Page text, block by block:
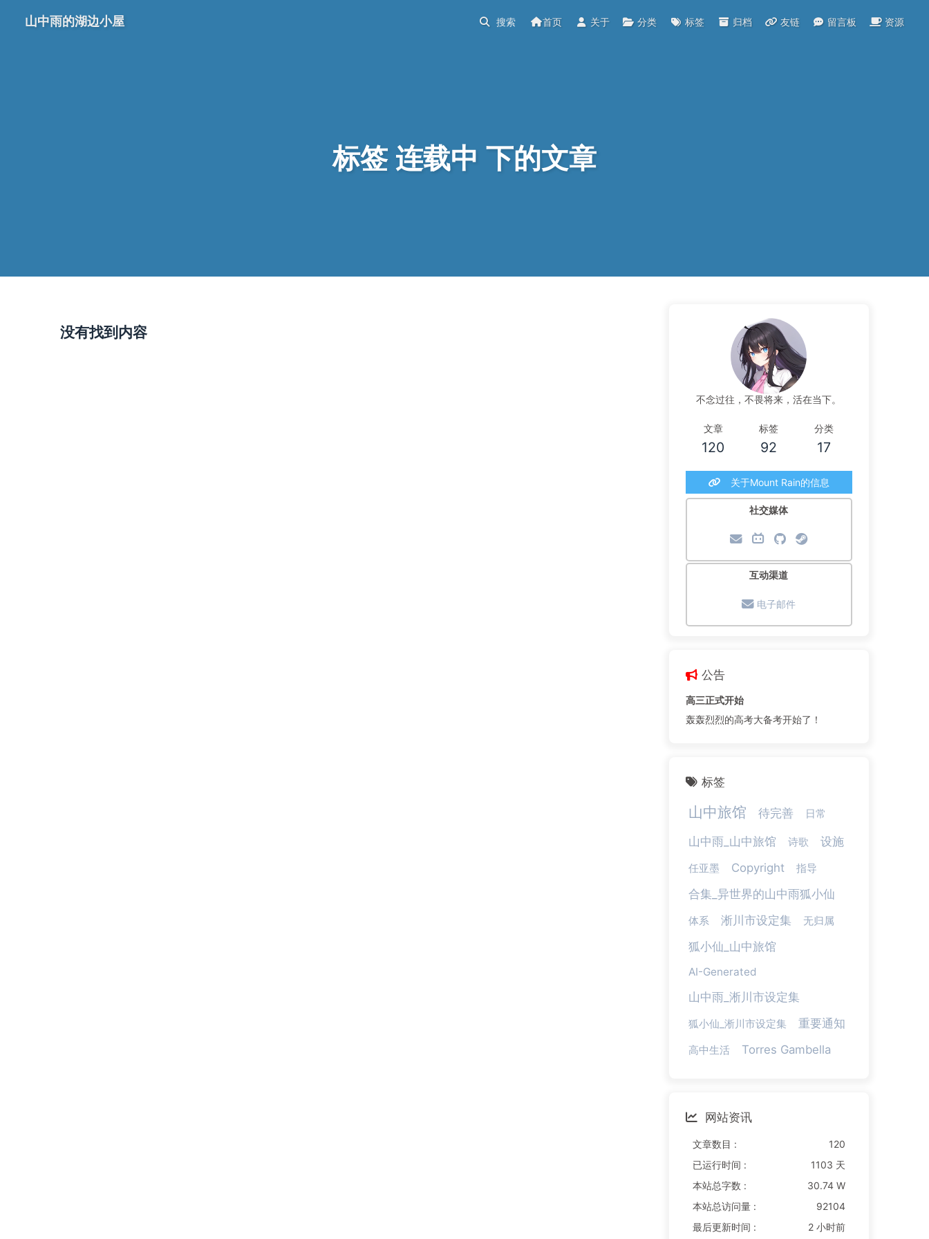
标签 连载中 下的文章
山中雨的湖边小屋 首页 关于 分类 标签 归档 友链 留言板 资源
没有找到内容
不念过往，不畏将来，活在当下。
文章
120
标签
92
分类
17
关于Mount Rain的信息
社交媒体
互动渠道
电子邮件
公告
高三正式开始
轰轰烈烈的高考大备考开始了！
标签
山中旅馆 待完善 日常
山中雨_山中旅馆 诗歌 设施
任亚墨 Copyright 指导
合集_异世界的山中雨狐小仙
体系 淅川市设定集 无归属
狐小仙_山中旅馆
AI-Generated
山中雨_淅川市设定集
狐小仙_淅川市设定集 重要通知
高中生活 Torres Gambella
网站资讯
文章数目 :
120
已运行时间 :
1103 天
本站总字数 :
30.74 W
本站总访问量 :
92104
最后更新时间 :
2 小时前